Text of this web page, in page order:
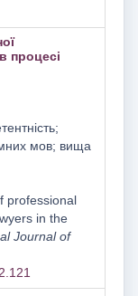
процесі
мов; вища
professional
in the
Journal of